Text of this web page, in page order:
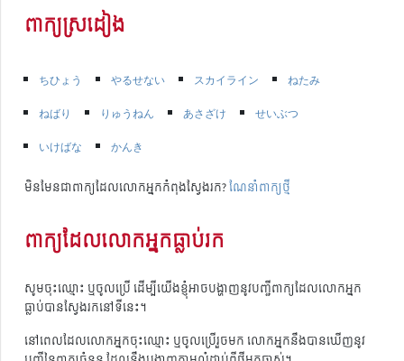
ពាក្យស្រដៀង
ちひょう やるせない スカイライン
ねたみ
ねばり
りゅうねん あさざけ
せいぶつ
いけばな
かんき
មិនមែនជាពាក្យដែលលោកអ្នកកំពុងស្វែងរក?ណែនាំពាក្យថ្មី
ពាក្យដែលលោកអ្នកធ្លាប់រក
សូមចុះឈ្មោះ ឬចូលប្រើ ដើម្បីយើងខ្ញុំអាចបង្ហាញនូវបញ្ជីពាក្យដែលលោកអ្នក
ធ្លាប់បានស្វែងរកនៅទីនេះ។
នៅពេលដែលលោកអ្នកចុះឈ្មោះ ឬចូលប្រើរួចមក លោកអ្នកនឹងបានឃើញនូវ